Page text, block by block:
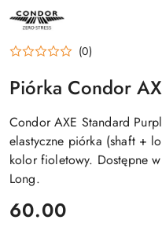
NAZWA
PRODUCENTA:
CONDOR
(0)
Piórka Condor
Condor AXE Standard
elastyczne piórka (shaft +
kolor fioletowy. Dostępne
Long.
cena:
60.00